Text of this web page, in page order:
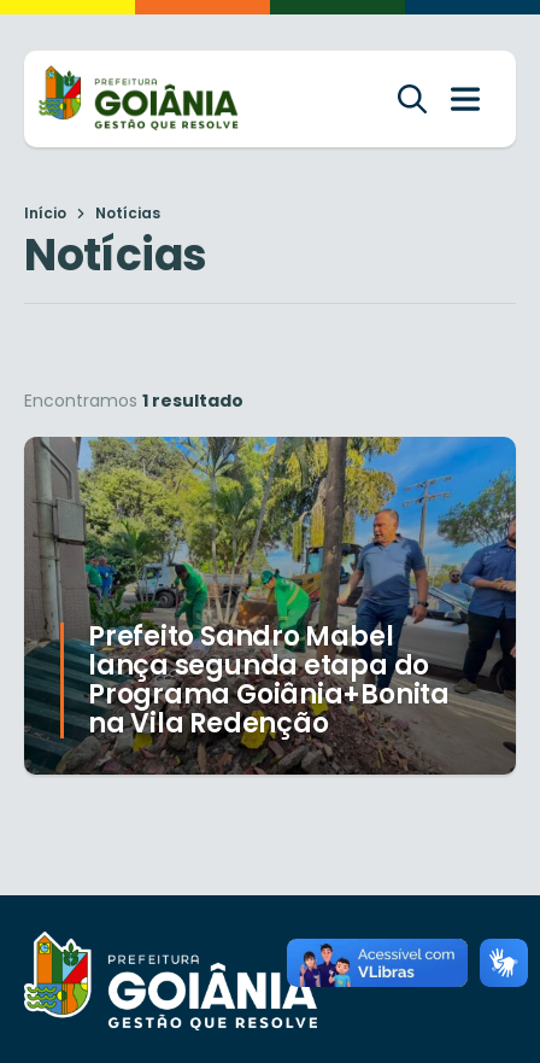
Início Notícias
Notícias
Encontramos 1 resultado
Prefeito Sandro Mabel
lança segunda etapa do
Programa Goiânia+Bonita
na Vila Redenção